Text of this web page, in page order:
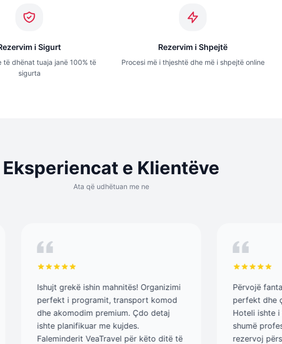
i Sigurt
të dhënat tuaja janë 100% të
sigurta
Rezervim i Shpejtë
Procesi më i thjeshtë dhe më i shpejtë online
Eksperiencat e Klientëve
Ata që udhëtuan me ne
Ishujt grekë ishin mahnitës! Organizimi
perfekt i programit, transport komod
dhe akomodim premium. Çdo detaj
ishte planifikuar me kujdes.
Faleminderit VeaTravel për këto ditë të
Përvojë
perfekt dhe
Hoteli ishte i
shumë
rezervoj